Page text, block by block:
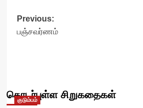
Post
navigation
Previous:
பஞ்சவர்ணம்
தொடர்புள்ள சிறுகதைகள்
குடும்பம்